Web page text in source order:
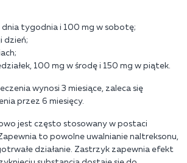
tygodnia i 100 mg w sobotę;
dzień;
100 mg w środę i 150 mg w piątek.
wynosi 3 miesiące, zaleca się
przez 6 miesięcy.
jest często stosowany w postaci
to powolne uwalnianie naltreksonu,
działanie. Zastrzyk zapewnia efekt